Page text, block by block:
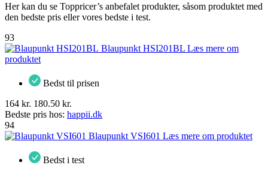
Her kan du se Toppricer’s anbefalet produkter, såsom produktet med
den bedste pris eller vores bedste i test.
93
Blaupunkt HSI201BL Læs mere om
produktet
Bedst til prisen
164 kr. 180.50 kr.
Bedste pris hos: happii.dk
94
Blaupunkt VSI601 Læs mere om produktet
Bedst i test